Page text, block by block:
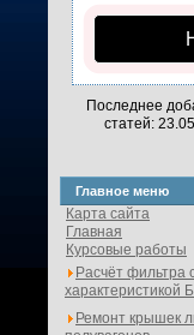
Последнее
статей:
Главное меню
Карта сайта
Главная
Курсовые работы
Расчёт фильтра
характеристикой
Ремонт крышек